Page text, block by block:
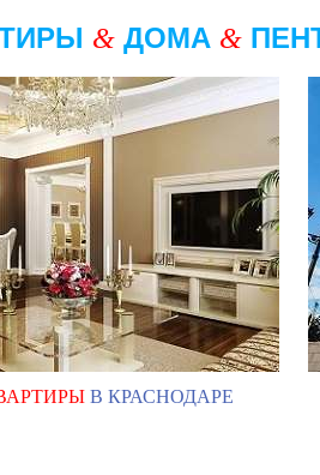
&ДОМА &
В КРАСНОДАРЕ